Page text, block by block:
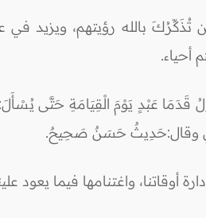
تُذَكِّرُكَ بالله رؤيتهم، ويزيد
أحياء.
قَدَمَا عَبْدٍ يَوْمَ الْقِيَامَةِ حَتَّى
وقال:حَدِيثٌ حَسَنٌ صَحِيحٌ.
واغتنامها فيما يعود